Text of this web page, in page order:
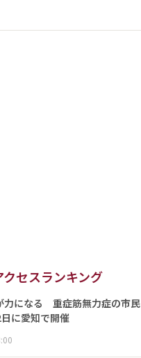
クセスランキング
力になる 重症筋無力症の市民
に愛知で開催